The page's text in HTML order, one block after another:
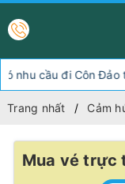
đi Côn Đảo trả lễ
Trang nhất Cảm
Mua vé trực